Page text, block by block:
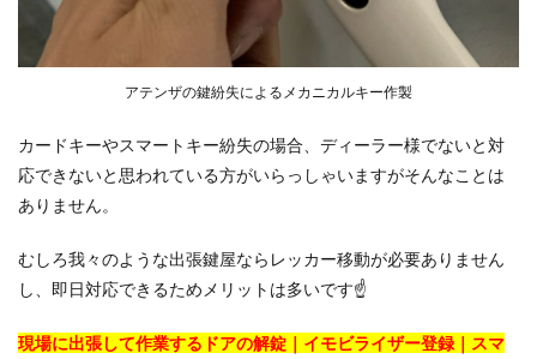
アテンザの鍵紛失によるメカニカルキー作製
カードキーやスマートキー紛失の場合、ディーラー様でないと対
応できないと思われている方がいらっしゃいますがそんなことは
ありません。
むしろ我々のような出張鍵屋ならレッカー移動が必要ありません
し、即日対応できるためメリットは多いです☝
現場に出張して作業するドアの解錠｜イモビライザー登録｜スマ